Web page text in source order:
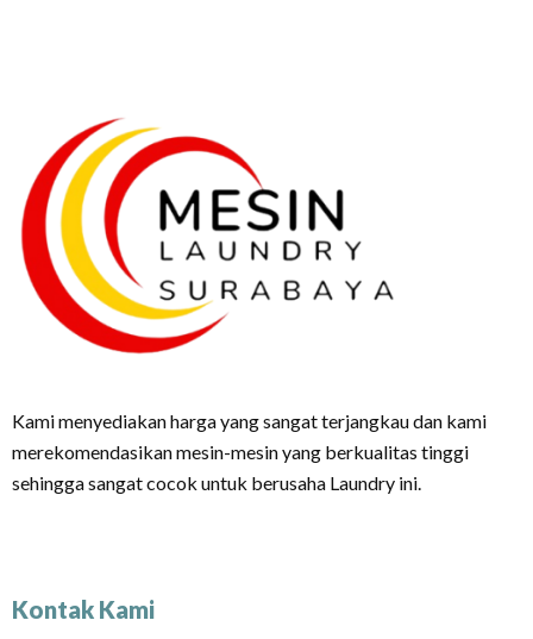
Kami menyediakan harga yang sangat terjangkau dan kami
merekomendasikan mesin-mesin yang berkualitas tinggi
sehingga sangat cocok untuk berusaha Laundry ini.
Kontak Kami